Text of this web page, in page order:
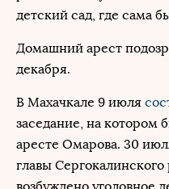
детский сад, где сама
Домашний арест
декабря.
В Махачкале 9 июля
заседание, на котором
аресте Омарова. 30
главы